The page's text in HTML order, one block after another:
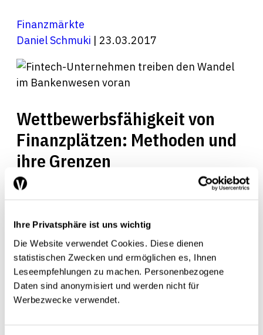
Ihre Privatsphäre ist uns wichtig
Die Website verwendet Cookies. Diese dienen
statistischen Zwecken und ermöglichen es, Ihnen
Leseempfehlungen zu machen. Personenbezogene
Daten sind anonymisiert und werden nicht für
Werbezwecke verwendet.
Finanzmärkte
Daniel Schmuki | 23.03.2017
Wettbewerbsfähigkeit von
Finanzplätzen: Methoden und
ihre Grenzen
Die Rolle der Hedge Fonds in